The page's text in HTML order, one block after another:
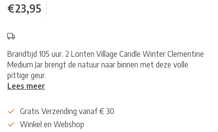
€23,95
Brandtijd 105 uur. 2 Lonten Village Candle Winter Clementine
Medium Jar brengt de natuur naar binnen met deze volle
pittige geur.
Lees meer
Gratis Verzending vanaf € 30
Winkel en Webshop